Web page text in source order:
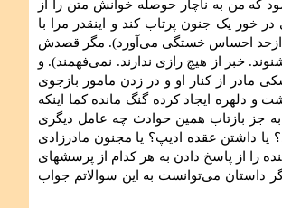
که من به ناچار حوصله خوانش متن را از
خور یک جنون پرتاب کند و اینقدر مرا با
ازحد احساس خستگی می‌آورد). مگر قصدش
خبر از هیچ رازی ندارند. نمی‌فهمند). و
از کنار او و در زدن مامور بازجوی
دلهره ‌ایجاد کرده گنگ مانده کما اینکه
به جز بازتاب همین حوادث چه عامل دیگری
داشتن عقده ادیپ؟ یا مجنون مادرزادی
را از پاسخ دادن به هر کدام از پرسشهای
داستان می‌توانست به این سوالاتم جواب